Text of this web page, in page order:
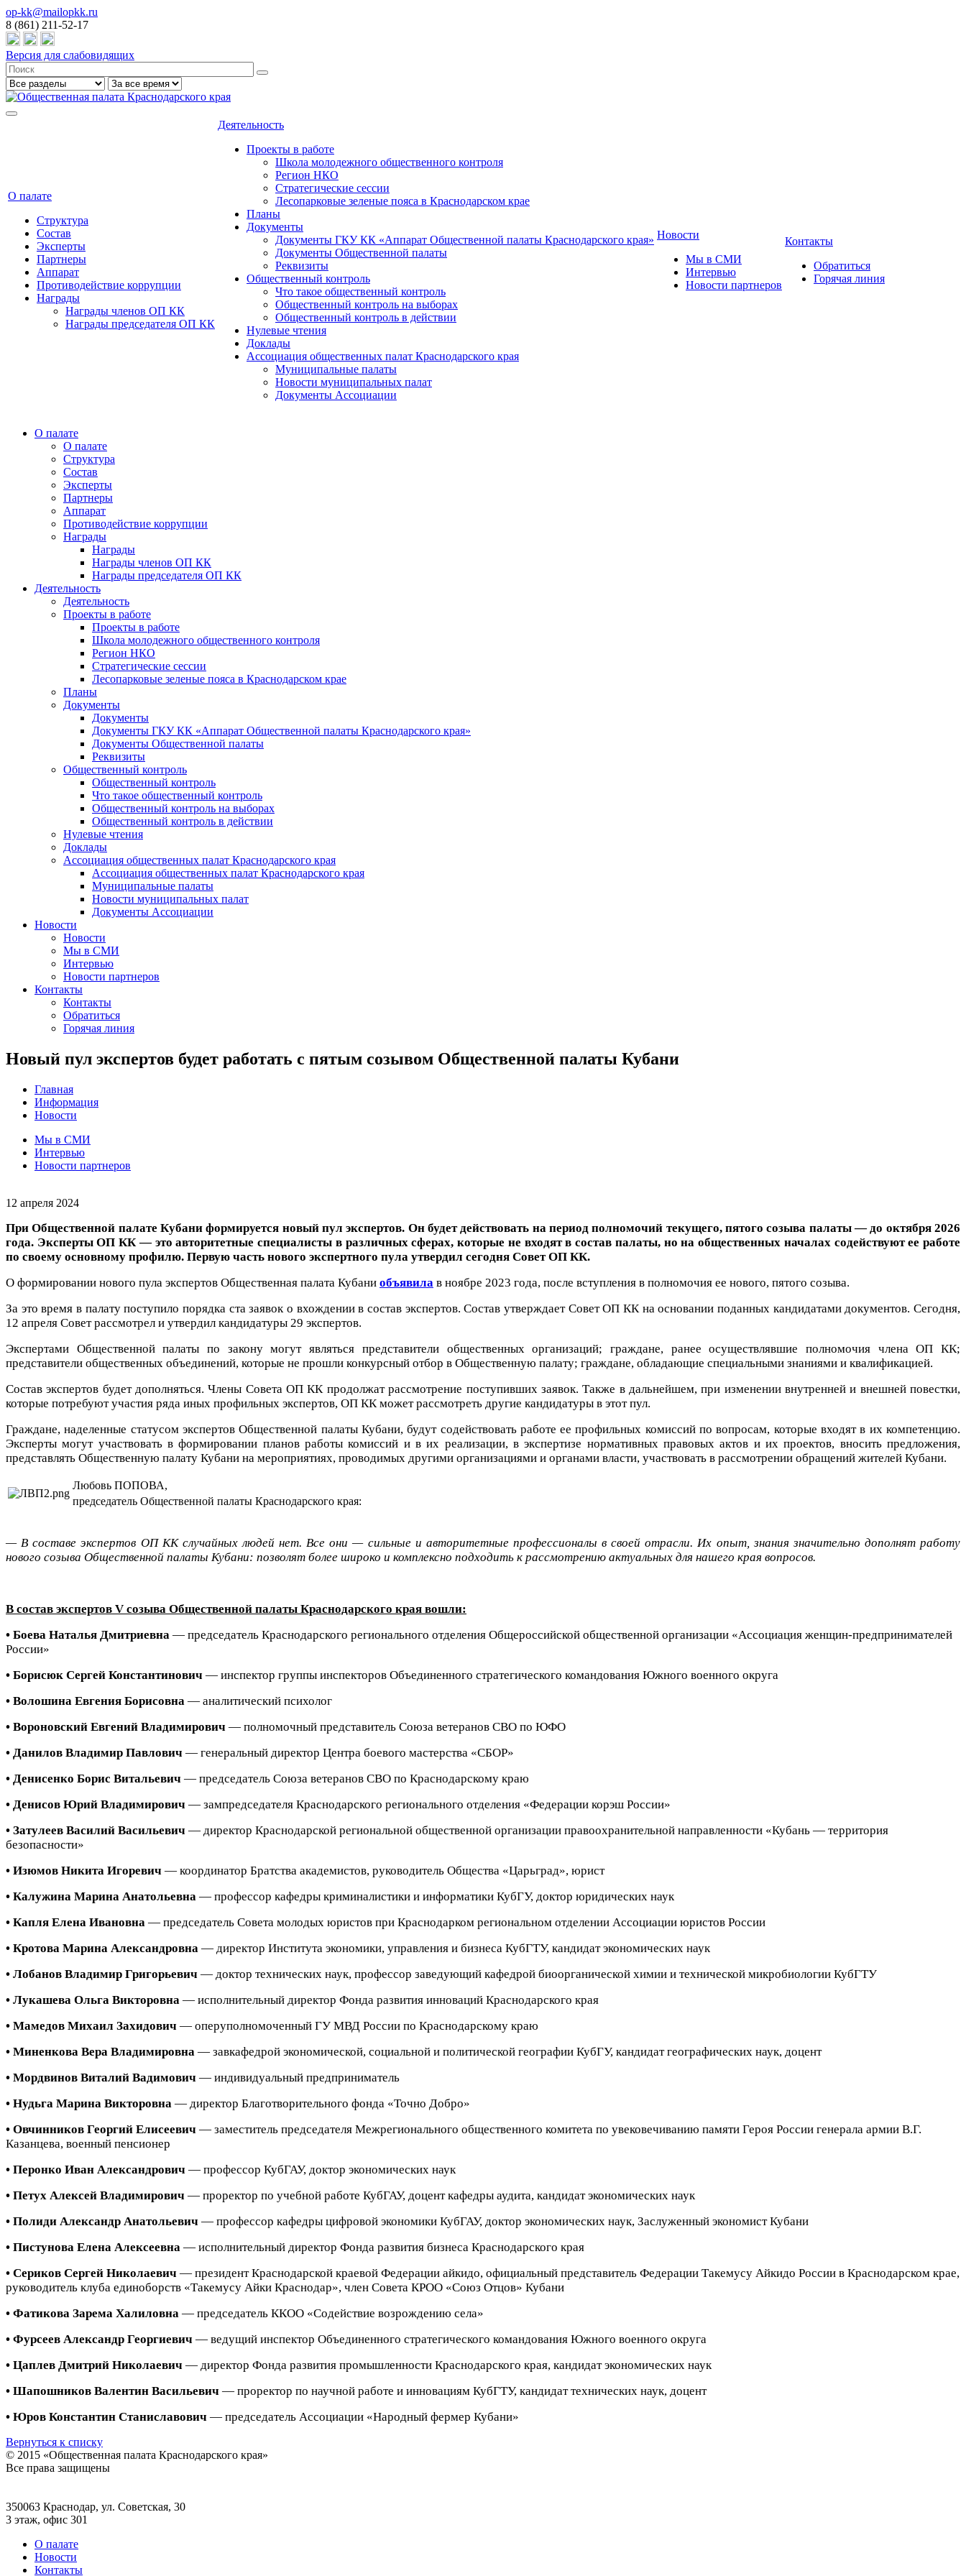
op-kk@mailopkk.ru
8 (861) 211-52-17
Версия для слабовидящих
О палате
Структура
Состав
Эксперты
Партнеры
Аппарат
Противодействие коррупции
Награды
Награды членов ОП КК
Награды председателя ОП КК
Деятельность
Проекты в работе
Школа молодежного общественного контроля
Регион НКО
Стратегические сессии
Лесопарковые зеленые пояса в Краснодарском крае
Планы
Документы
Документы ГКУ КК «Аппарат Общественной палаты Краснодарского края»
Документы Общественной палаты
Реквизиты
Общественный контроль
Что такое общественный контроль
Общественный контроль на выборах
Общественный контроль в действии
Нулевые чтения
Доклады
Ассоциация общественных палат Краснодарского края
Муниципальные палаты
Новости муниципальных палат
Документы Ассоциации
Новости
Мы в СМИ
Интервью
Новости партнеров
Контакты
Обратиться
Горячая линия
О палате
О палате
Структура
Состав
Эксперты
Партнеры
Аппарат
Противодействие коррупции
Награды
Награды
Награды членов ОП КК
Награды председателя ОП КК
Деятельность
Деятельность
Проекты в работе
Проекты в работе
Школа молодежного общественного контроля
Регион НКО
Стратегические сессии
Лесопарковые зеленые пояса в Краснодарском крае
Планы
Документы
Документы
Документы ГКУ КК «Аппарат Общественной палаты Краснодарского края»
Документы Общественной палаты
Реквизиты
Общественный контроль
Общественный контроль
Что такое общественный контроль
Общественный контроль на выборах
Общественный контроль в действии
Нулевые чтения
Доклады
Ассоциация общественных палат Краснодарского края
Ассоциация общественных палат Краснодарского края
Муниципальные палаты
Новости муниципальных палат
Документы Ассоциации
Новости
Новости
Мы в СМИ
Интервью
Новости партнеров
Контакты
Контакты
Обратиться
Горячая линия
Новый пул экспертов будет работать с пятым созывом Общественной палаты Кубани
Главная
Информация
Новости
Мы в СМИ
Интервью
Новости партнеров
12 апреля 2024
При Общественной палате Кубани формируется новый пул экспертов. Он будет действовать на период полномочий текущего, пятого созыва палаты — до октября 2026
года. Эксперты ОП КК — это авторитетные специалисты в различных сферах, которые не входят в состав палаты, но на общественных началах содействуют ее работе
по своему основному профилю. Первую часть нового экспертного пула утвердил сегодня Совет ОП КК.
О формировании нового пула экспертов Общественная палата Кубани объявила в ноябре 2023 года, после вступления в полномочия ее нового, пятого созыва.
За это время в палату поступило порядка ста заявок о вхождении в состав экспертов. Состав утверждает Совет ОП КК на основании поданных кандидатами документов. Сегодня,
12 апреля Совет рассмотрел и утвердил кандидатуры 29 экспертов.
Экспертами Общественной палаты по закону могут являться представители общественных организаций; граждане, ранее осуществлявшие полномочия члена ОП КК;
представители общественных объединений, которые не прошли конкурсный отбор в Общественную палату; граждане, обладающие специальными знаниями и квалификацией.
Состав экспертов будет дополняться. Члены Совета ОП КК продолжат рассмотрение поступивших заявок. Также в дальнейшем, при изменении внутренней и внешней повестки,
которые потребуют участия ряда иных профильных экспертов, ОП КК может рассмотреть другие кандидатуры в этот пул.
Граждане, наделенные статусом экспертов Общественной палаты Кубани, будут содействовать работе ее профильных комиссий по вопросам, которые входят в их компетенцию.
Эксперты могут участвовать в формировании планов работы комиссий и в их реализации, в экспертизе нормативных правовых актов и их проектов, вносить предложения,
представлять Общественную палату Кубани на мероприятиях, проводимых другими организациями и органами власти, участвовать в рассмотрении обращений жителей Кубани.
Любовь ПОПОВА,
председатель Общественной палаты Краснодарского края:
— В составе экспертов ОП КК случайных людей нет. Все они — сильные и авторитетные профессионалы в своей отрасли. Их опыт, знания значительно дополнят работу
нового созыва Общественной палаты Кубани: позволят более широко и комплексно подходить к рассмотрению актуальных для нашего края вопросов.
В состав экспертов V созыва Общественной палаты Краснодарского края вошли:
• Боева Наталья Дмитриевна — председатель Краснодарского регионального отделения Общероссийской общественной организации «Ассоциация женщин-предпринимателей
России»
• Борисюк Сергей Константинович — инспектор группы инспекторов Объединенного стратегического командования Южного военного округа
• Волошина Евгения Борисовна — аналитический психолог
• Вороновский Евгений Владимирович — полномочный представитель Союза ветеранов СВО по ЮФО
• Данилов Владимир Павлович — генеральный директор Центра боевого мастерства «СБОР»
• Денисенко Борис Витальевич — председатель Союза ветеранов СВО по Краснодарскому краю
• Денисов Юрий Владимирович — зампредседателя Краснодарского регионального отделения «Федерации корэш России»
• Затулеев Василий Васильевич — директор Краснодарской региональной общественной организации правоохранительной направленности «Кубань — территория
безопасности»
• Изюмов Никита Игоревич — координатор Братства академистов, руководитель Общества «Царьград», юрист
• Калужина Марина Анатольевна — профессор кафедры криминалистики и информатики КубГУ, доктор юридических наук
• Капля Елена Ивановна — председатель Совета молодых юристов при Краснодарком региональном отделении Ассоциации юристов России
• Кротова Марина Александровна — директор Института экономики, управления и бизнеса КубГТУ, кандидат экономических наук
• Лобанов Владимир Григорьевич — доктор технических наук, профессор заведующий кафедрой биоорганической химии и технической микробиологии КубГТУ
• Лукашева Ольга Викторовна — исполнительный директор Фонда развития инноваций Краснодарского края
• Мамедов Михаил Захидович — оперуполномоченный ГУ МВД России по Краснодарскому краю
• Миненкова Вера Владимировна — завкафедрой экономической, социальной и политической географии КубГУ, кандидат географических наук, доцент
• Мордвинов Виталий Вадимович — индивидуальный предприниматель
• Нудьга Марина Викторовна — директор Благотворительного фонда «Точно Добро»
• Овчинников Георгий Елисеевич — заместитель председателя Межрегионального общественного комитета по увековечиванию памяти Героя России генерала армии В.Г.
Казанцева, военный пенсионер
• Перонко Иван Александрович — профессор КубГАУ, доктор экономических наук
• Петух Алексей Владимирович — проректор по учебной работе КубГАУ, доцент кафедры аудита, кандидат экономических наук
• Полиди Александр Анатольевич — профессор кафедры цифровой экономики КубГАУ, доктор экономических наук, Заслуженный экономист Кубани
• Пистунова Елена Алексеевна — исполнительный директор Фонда развития бизнеса Краснодарского края
• Сериков Сергей Николаевич — президент Краснодарской краевой Федерации айкидо, официальный представитель Федерации Такемусу Айкидо России в Краснодарском крае,
руководитель клуба единоборств «Такемусу Айки Краснодар», член Совета КРОО «Союз Отцов» Кубани
• Фатикова Зарема Халиловна — председатель ККОО «Содействие возрождению села»
• Фурсеев Александр Георгиевич — ведущий инспектор Объединенного стратегического командования Южного военного округа
• Цаплев Дмитрий Николаевич — директор Фонда развития промышленности Краснодарского края, кандидат экономических наук
• Шапошников Валентин Васильевич — проректор по научной работе и инновациям КубГТУ, кандидат технических наук, доцент
• Юров Константин Станиславович — председатель Ассоциации «Народный фермер Кубани»
Вернуться к списку
© 2015 «Общественная палата Краснодарского края»
Все права защищены
350063 Краснодар, ул. Советская, 30
3 этаж, офис 301
О палате
Новости
Контакты